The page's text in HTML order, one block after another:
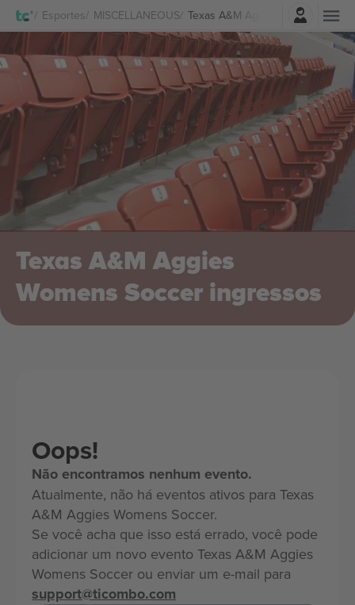
Esportes MISCELLANEOUS Texas A&M Aggies Womens
Entrar
Texas A&M Aggies
Womens Soccer ingressos
Oops!
Não encontramos nenhum evento.
Atualmente, não há eventos ativos para Texas
A&M Aggies Womens Soccer.
Se você acha que isso está errado, você pode
adicionar um novo evento Texas A&M Aggies
Womens Soccer ou enviar um e-mail para
support@ticombo.com